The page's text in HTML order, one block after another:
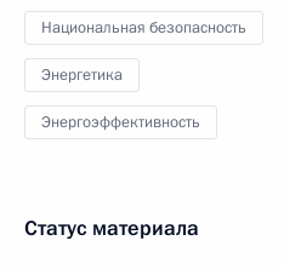
Национальная безопасность
Энергетика
Энергоэффективность
Статус материала